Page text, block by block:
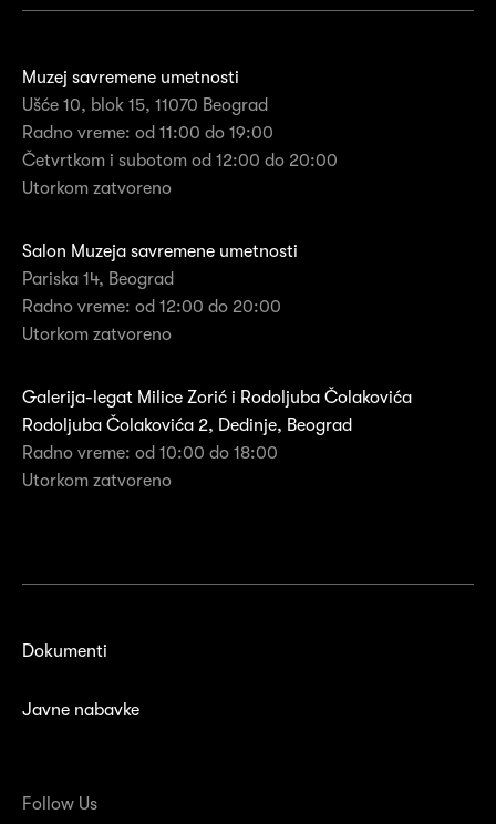
Muzej savremene umetnosti
Ušće 10, blok 15, 11070 Beograd
Radno vreme: od 11:00 do 19:00
Četvrtkom i subotom od 12:00 do 20:00
Utorkom zatvoreno
Salon Muzeja savremene umetnosti
Pariska 14, Beograd
Radno vreme: od 12:00 do 20:00
Utorkom zatvoreno
Galerija-legat Milice Zorić i Rodoljuba Čolakovića
Rodoljuba Čolakovića 2, Dedinje, Beograd
Radno vreme: od 10:00 do 18:00
Utorkom zatvoreno
Dokumenti
Javne nabavke
Follow Us